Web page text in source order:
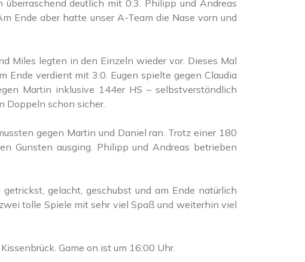
deutlich mit 0:3. Philipp und Andreas
Ende aber hatte unser A-Team die Nase vorn und
Miles legten in den Einzeln wieder vor. Dieses Mal
verdient mit 3:0. Eugen spielte gegen Claudia
Martin inklusive 144er HS – selbstverständlich
Doppeln schon sicher.
gegen Martin und Daniel ran. Trotz einer 180
Gunsten ausging. Philipp und Andreas betrieben
gelacht, geschubst und am Ende natürlich
tolle Spiele mit sehr viel Spaß und weiterhin viel
Game on ist um 16:00 Uhr.